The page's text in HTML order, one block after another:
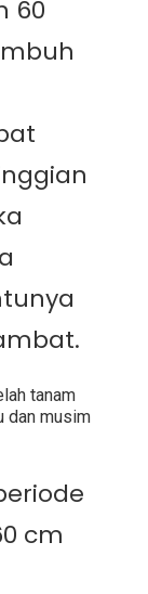
60
tanam
dan musim
cm